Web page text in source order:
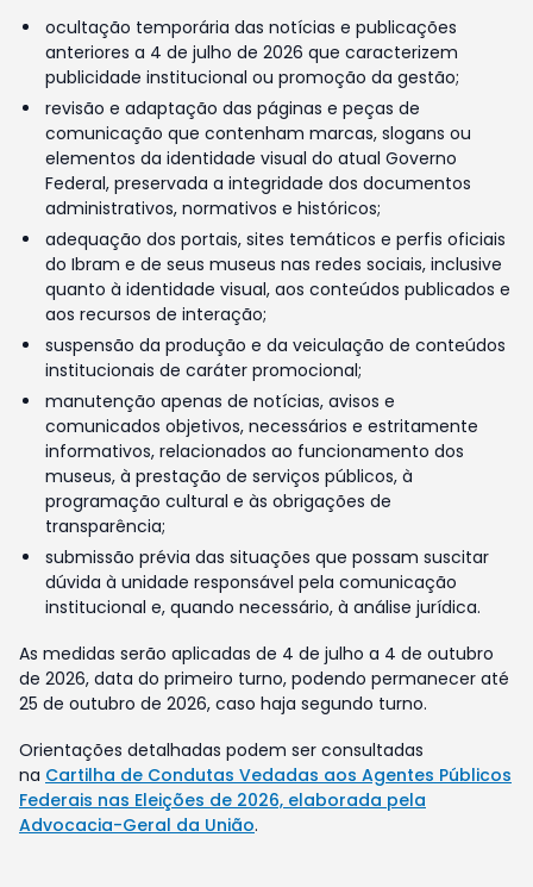
ocultação temporária das notícias e publicações
anteriores a 4 de julho de 2026 que caracterizem
publicidade institucional ou promoção da gestão;
revisão e adaptação das páginas e peças de
comunicação que contenham marcas, slogans ou
elementos da identidade visual do atual Governo
Federal, preservada a integridade dos documentos
administrativos, normativos e históricos;
adequação dos portais, sites temáticos e perfis oficiais
do Ibram e de seus museus nas redes sociais, inclusive
quanto à identidade visual, aos conteúdos publicados e
aos recursos de interação;
suspensão da produção e da veiculação de conteúdos
institucionais de caráter promocional;
manutenção apenas de notícias, avisos e
comunicados objetivos, necessários e estritamente
informativos, relacionados ao funcionamento dos
museus, à prestação de serviços públicos, à
programação cultural e às obrigações de
transparência;
submissão prévia das situações que possam suscitar
dúvida à unidade responsável pela comunicação
institucional e, quando necessário, à análise jurídica.
As medidas serão aplicadas de 4 de julho a 4 de outubro
de 2026, data do primeiro turno, podendo permanecer até
25 de outubro de 2026, caso haja segundo turno.
Orientações detalhadas podem ser consultadas
na Cartilha de Condutas Vedadas aos Agentes Públicos
Federais nas Eleições de 2026, elaborada pela
Advocacia-Geral da União.